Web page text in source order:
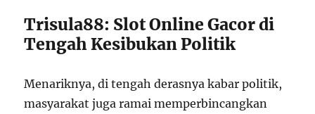
Trisula88: Slot Online Gacor di
Tengah Kesibukan Politik
Menariknya, di tengah derasnya kabar politik,
masyarakat juga ramai memperbincangkan